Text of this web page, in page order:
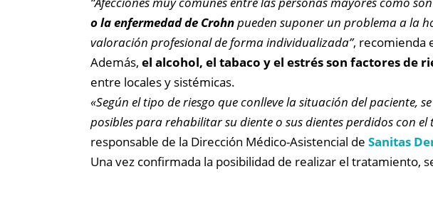
o la enfermedad de Crohnpueden suponer un problema a la
valoración profesional de forma individualizada”, recomienda
Además, el alcohol, el tabaco y el estrés son factores de
entre locales y sistémicas.
«Según el tipo de riesgo que conlleve la situación del paciente,
posibles para rehabilitar su diente o sus dientes perdidos con
responsable de la Dirección Médico-Asistencial de Sanitas
Una vez confirmada la posibilidad de realizar el tratamiento,